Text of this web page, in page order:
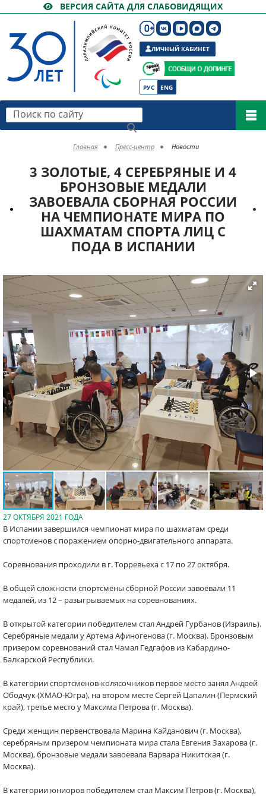
ВЕРСИЯ САЙТА ДЛЯ СЛАБОВИДЯЩИХ
РУС ENG
ЛИЧНЫЙ КАБИНЕТ
Поиск по сайту
Главная Пресс-центр Новости
3 ЗОЛОТЫЕ, 4 СЕРЕБРЯНЫЕ И 4
БРОНЗОВЫЕ МЕДАЛИ
ЗАВОЕВАЛА СБОРНАЯ РОССИИ
НА ЧЕМПИОНАТЕ МИРА ПО
ШАХМАТАМ СПОРТА ЛИЦ С
ПОДА В ИСПАНИИ
27 ОКТЯБРЯ 2021 ГОДА
В Испании завершился чемпионат мира по шахматам среди
спортсменов с поражением опорно-двигательного аппарата.
Соревнования проходили в г. Торревьеха с 17 по 27 октября.
В общей сложности спортсмены сборной России завоевали 11
медалей, из 12 – разыгрываемых на соревнованиях.
В открытой категории победителем стал Андрей Гурбанов (Израиль).
Серебряные медали у Артема Афиногенова (г. Москва). Бронзовым
призером соревнований стал Чамал Гедгафов из Кабардино-
Балкарской Республики.
В категории спортсменов-колясочников первое место занял Андрей
Ободчук (ХМАО-Югра), на втором месте Сергей Цапалин (Пермский
край), третье место у Максима Петрова (г. Москва).
Среди женщин первенствовала Марина Кайданович (г. Москва),
серебряным призером чемпионата мира стала Евгения Захарова (г.
Москва), бронзовые медали завоевала Варвара Никитская (г.
Москва).
В категории юниоров победителем стал Максим Петров (г. Москва),